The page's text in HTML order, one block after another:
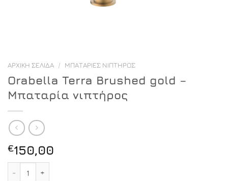
ΑΡΧΙΚΉ ΣΕΛΊΔΑ / ΜΠΑΤΑΡΊΕΣ ΝΙΠΤΉΡΟΣ
Orabella Terra Brushed gold –
Μπαταρία νιπτήρος
€150,00